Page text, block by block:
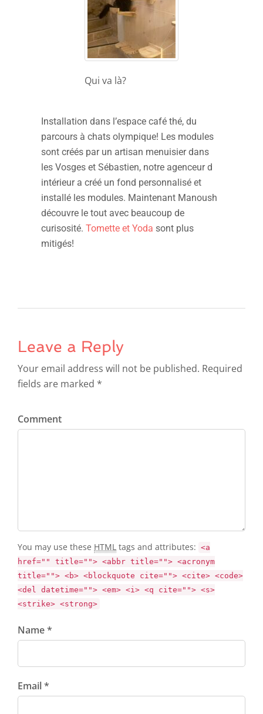
Qui va là?
Installation dans l’espace café thé, du
parcours à chats olympique! Les modules
sont créés par un artisan menuisier dans
les Vosges et Sébastien, notre agenceur d
intérieur a créé un fond personnalisé et
installé les modules. Maintenant Manoush
découvre le tout avec beaucoup de
curisosité. Tomette et Yoda sont plus
mitigés!
Leave a Reply
Your email address will not be published. Required
fields are marked *
Comment
You may use these HTML tags and attributes: <a
href="" title=""> <abbr title=""> <acronym
title=""> <b> <blockquote cite=""> <cite> <code>
<del datetime=""> <em> <i> <q cite=""> <s>
<strike> <strong>
Name *
Email *